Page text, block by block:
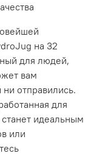
на 32
для людей,
вам
отправились.
для
идеальным
или